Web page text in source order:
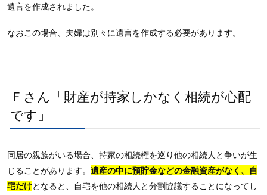
遺言を作成されました。
なおこの場合、夫婦は別々に遺言を作成する必要があります。
Ｆさん「財産が持家しかなく相続が心配
です」
同居の親族がいる場合、持家の相続権を巡り他の相続人と争いが生
じることがあります。 遺産の中に預貯金などの金融資産がなく、自
宅だけとなると、自宅を他の相続人と分割協議することになってし